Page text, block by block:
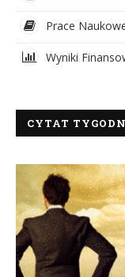
Prace
Wyniki
CYTAT